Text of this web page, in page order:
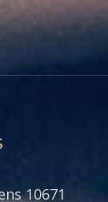
10671